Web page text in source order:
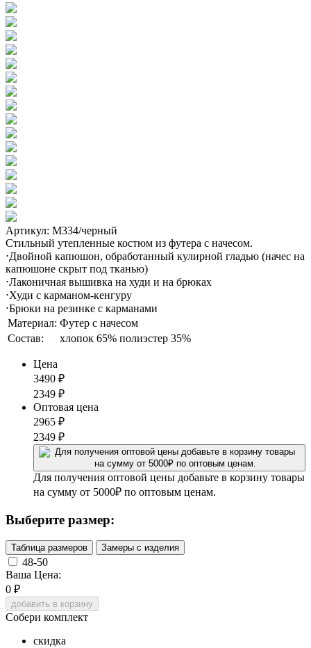
Артикул: М334/черный
Стильный утепленные костюм из футера с начесом.
⋅Двойной капюшон, обработанный кулирной гладью (начес на
капюшоне скрыт под тканью)
⋅Лаконичная вышивка на худи и на брюках
⋅Худи с карманом-кенгуру
⋅Брюки на резинке с карманами
Материал: Футер с начесом
Состав:
хлопок 65% полиэстер 35%
Цена
3490 ₽
2349 ₽
Оптовая цена
2965 ₽
2349 ₽
Для получения оптовой цены добавьте в корзину товары
на сумму от 5000₽ по оптовым ценам.
Выберите размер:
Таблица размеров Замеры с изделия
48-50
Ваша Цена:
0 ₽
добавить в корзину
Собери комплект
скидка